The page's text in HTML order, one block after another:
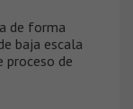
de forma
baja escala
proceso de